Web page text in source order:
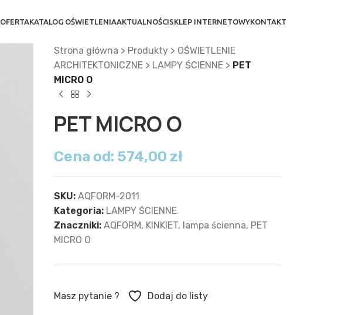
OFERTAKATALOG OŚWIETLENIAAKTUALNOŚCISKLEP INTERNETOWYKONTAKT
Strona główna > Produkty> OŚWIETLENIE
ARCHITEKTONICZNE> LAMPY ŚCIENNE> PET
MICRO O
PET MICRO O
Cena od: 574,00 zł
SKU: AQFORM-2011
Kategoria: LAMPY ŚCIENNE
Znaczniki: AQFORM, KINKIET, lampa ścienna, PET
MICRO O
Masz pytanie ? Dodaj do listy